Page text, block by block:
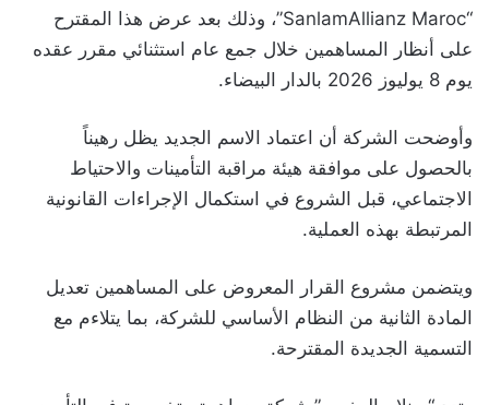
“SanlamAllianz Maroc”، وذلك بعد عرض هذا المقترح
على أنظار المساهمين خلال جمع عام استثنائي مقرر عقده
يوم 8 يوليوز 2026 بالدار البيضاء.
وأوضحت الشركة أن اعتماد الاسم الجديد يظل رهيناً
بالحصول على موافقة هيئة مراقبة التأمينات والاحتياط
الاجتماعي، قبل الشروع في استكمال الإجراءات القانونية
المرتبطة بهذه العملية.
ويتضمن مشروع القرار المعروض على المساهمين تعديل
المادة الثانية من النظام الأساسي للشركة، بما يتلاءم مع
التسمية الجديدة المقترحة.